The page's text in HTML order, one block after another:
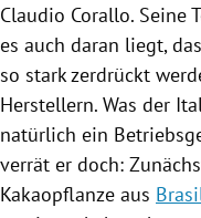
Claudio Corallo. Seine
es auch daran liegt,
so stark zerdrückt
Herstellern. Was der
natürlich ein
verrät er doch:
Kakaopflanze aus